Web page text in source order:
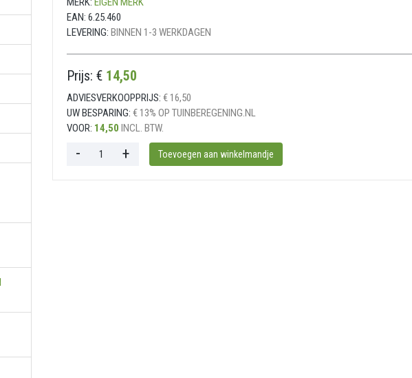
EAN: 6.25.460
LEVERING: BINNEN 1-3 WERKDAGEN
Prijs: € 14,50
ADVIESVERKOOPPRIJS: € 16,50
UW BESPARING: € 13% OP TUINBEREGENING.NL
VOOR: 14,50 INCL. BTW.